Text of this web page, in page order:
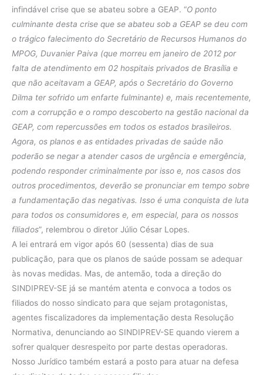
infindável crise que se abateu sobre a GEAP. “O ponto
culminante desta crise que se abateu sob a GEAP se deu com
o trágico falecimento do Secretário de Recursos Humanos do
MPOG, Duvanier Paiva (que morreu em janeiro de 2012 por
falta de atendimento em 02 hospitais privados de Brasília e
que não aceitavam a GEAP, após o Secretário do Governo
Dilma ter sofrido um enfarte fulminante) e, mais recentemente,
com a corrupção e o rompo descoberto na gestão nacional da
GEAP, com repercussões em todos os estados brasileiros.
Agora, os planos e as entidades privadas de saúde não
poderão se negar a atender casos de urgência e emergência,
podendo responder criminalmente por isso e, nos casos dos
outros procedimentos, deverão se pronunciar em tempo sobre
a fundamentação das negativas. Isso é uma conquista de luta
para todos os consumidores e, em especial, para os nossos
filiados”, relembrou o diretor Júlio César Lopes.
A lei entrará em vigor após 60 (sessenta) dias de sua
publicação, para que os planos de saúde possam se adequar
às novas medidas. Mas, de antemão, toda a direção do
SINDIPREV-SE já se mantém atenta e convoca a todos os
filiados do nosso sindicato para que sejam protagonistas,
agentes fiscalizadores da implementação desta Resolução
Normativa, denunciando ao SINDIPREV-SE quando vierem a
sofrer qualquer desrespeito por parte destas operadoras.
Nosso Jurídico também estará a posto para atuar na defesa